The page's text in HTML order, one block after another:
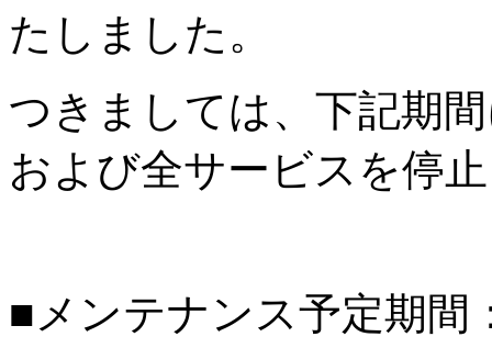
たしました。
つきましては、下記期
および全サービスを停
■メンテナンス予定期間